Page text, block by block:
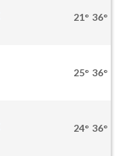
21° 36°
25° 36°
24° 36°